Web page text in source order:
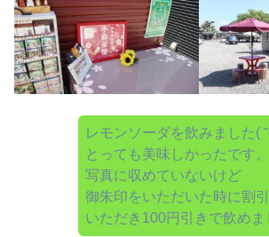
レモンソーダを飲みました(
とっても美味しかったです。
写真に収めていないけど
御朱印をいただいた時に割
いただき100円引きで飲め